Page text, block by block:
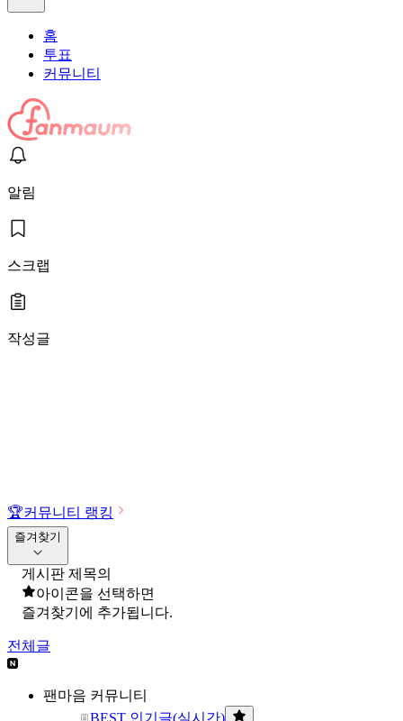
홈
투표
커뮤니티
알림
스크랩
작성글
🏆커뮤니티 랭킹
즐겨찾기
게시판 제목의
아이콘을 선택하면
즐겨찾기에 추가됩니다.
전체글
팬마음 커뮤니티
BEST 인기글(실시간)